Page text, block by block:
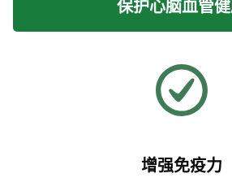
保护心脑血管
增强免疫力